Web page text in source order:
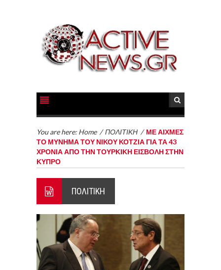
You are here: Home /ΠΟΛΙΤΙΚΗ / ΜΕ ΑΙΧΜΕΣ
ΤΟ ΜΥΝΗΜΑ ΤΟΥ ΝΙΚΟΥ ΚΟΤΖΙΑ ΓΙΑ ΤΑ 43
ΧΡΟΝΙΑ ΑΠΟ ΤΗΝ ΤΟΥΡΚΙΚΗ ΕΙΣΒΟΛΗ ΣΤΗΝ
ΚΥΠΡΟ
ΠΟΛΙΤΙΚΗ